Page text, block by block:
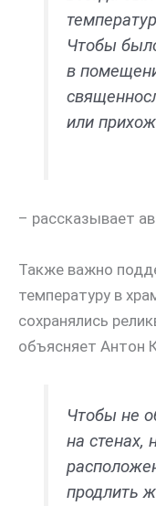
Чтобы
в
или
– рассказывает
Также важно
температуру в
сохранялись
объясняет Антон
Чтобы не
на стенах,
продлить